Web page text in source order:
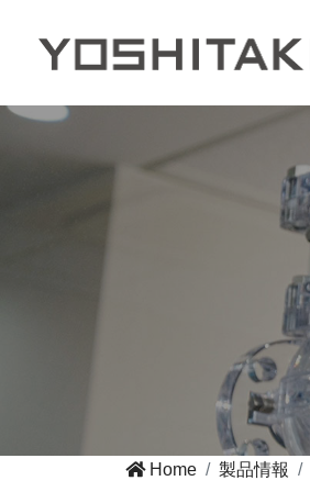
Home 製品情報